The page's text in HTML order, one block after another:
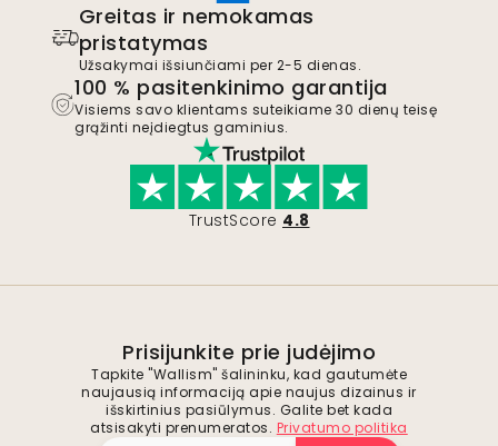
Greitas ir nemokamas
pristatymas
Užsakymai išsiunčiami per 2-5 dienas.
100 % pasitenkinimo garantija
Visiems savo klientams suteikiame 30 dienų teisę
grąžinti neįdiegtus gaminius.
TrustScore 4.8
Prisijunkite prie judėjimo
Tapkite "Wallism" šalininku, kad gautumėte
naujausią informaciją apie naujus dizainus ir
išskirtinius pasiūlymus. Galite bet kada
atsisakyti prenumeratos. Privatumo politika